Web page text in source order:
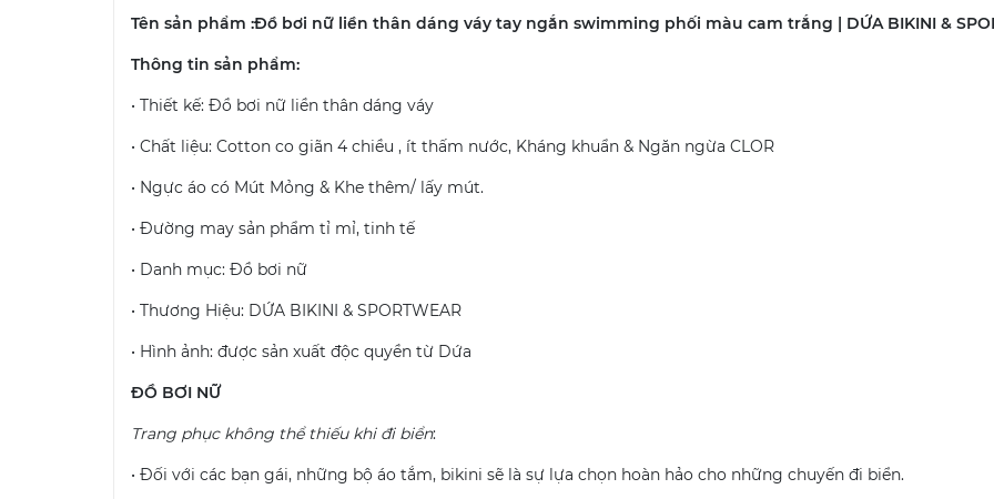
Tên sản phẩm :Đồ bơi nữ liền thân dáng váy tay ngắn swimming phối màu cam trắng | DỨA BIKINI &
Thông tin sản phẩm:
• Thiết kế: Đồ bơi nữ liền thân dáng váy
• Chất liệu: Cotton co giãn 4 chiều , ít thấm nước, Kháng khuẩn & Ngăn ngừa CLOR
• Ngực áo có Mút Mỏng & Khe thêm/ lấy mút.
• Đường may sản phẩm tỉ mỉ, tinh tế
• Danh mục: Đồ bơi nữ
• Thương Hiệu: DỨA BIKINI & SPORTWEAR
• Hình ảnh: được sản xuất độc quyền từ Dứa
ĐỒ BƠI NỮ
Trang phục không thể thiếu khi đi biển:
• Đối với các bạn gái, những bộ áo tắm, bikini sẽ là sự lựa chọn hoàn hảo cho những chuyến đi biển.